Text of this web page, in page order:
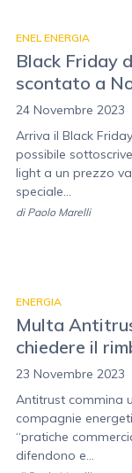
ENEL ENERGIA
Black Friday
scontato a
24 Novembre 2023
Arriva il Black
possibile
light a un prezzo
speciale...
di Paolo Marelli
ENERGIA
Multa
chiedere il
23 Novembre 2023
Antitrust commina
compagnie
“pratiche
difendono e...